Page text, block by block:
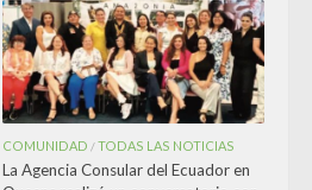
COMUNIDAD /TODAS LAS NOTICIAS
La Agencia Consular del Ecuador en